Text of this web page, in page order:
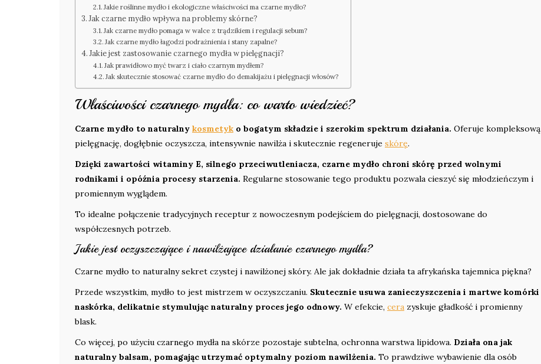
Jakie roślinne mydło i ekologiczne właściwości ma czarne mydło?
Jak czarne mydło wpływa na problemy skórne?
Jak czarne mydło pomaga w walce z trądzikiem i regulacji sebum?
Jak czarne mydło łagodzi podrażnienia i stany zapalne?
Jakie jest zastosowanie czarnego mydła w pielęgnacji?
Jak prawidłowo myć twarz i ciało czarnym mydłem?
Jak skutecznie stosować czarne mydło do demakijażu i pielęgnacji włosów?
Właściwości czarnego mydła: co warto wiedzieć?
Czarne mydło to naturalny kosmetyk o bogatym składzie i szerokim spektrum działania. Oferuje kompleksową
pielęgnację, dogłębnie oczyszcza, intensywnie nawilża i skutecznie regeneruje skórę.
Dzięki zawartości witaminy E, silnego przeciwutleniacza, czarne mydło chroni skórę przed wolnymi
rodnikami i opóźnia procesy starzenia. Regularne stosowanie tego produktu pozwala cieszyć się młodzieńczym i
promiennym wyglądem.
To idealne połączenie tradycyjnych receptur z nowoczesnym podejściem do pielęgnacji, dostosowane do
współczesnych potrzeb.
Jakie jest oczyszczające i nawilżające działanie czarnego mydła?
Czarne mydło to naturalny sekret czystej i nawilżonej skóry. Ale jak dokładnie działa ta afrykańska tajemnica piękna?
Przede wszystkim, mydło to jest mistrzem w oczyszczaniu. Skutecznie usuwa zanieczyszczenia i martwe komórki
naskórka, delikatnie stymulując naturalny proces jego odnowy. W efekcie, cera zyskuje gładkość i promienny
blask.
Co więcej, po użyciu czarnego mydła na skórze pozostaje subtelna, ochronna warstwa lipidowa. Działa ona jak
naturalny balsam, pomagając utrzymać optymalny poziom nawilżenia. To prawdziwe wybawienie dla osób